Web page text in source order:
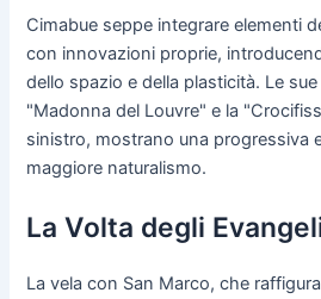
Cimabue seppe integrare elementi
con innovazioni proprie,
dello spazio e della plasticità. Le
"Madonna del Louvre" e la
sinistro, mostrano una progressiva
maggiore naturalismo.
La Volta degli
La vela con San Marco, che